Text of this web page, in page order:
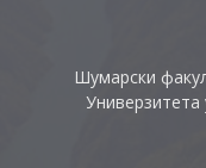
Шумарски
Универзитета